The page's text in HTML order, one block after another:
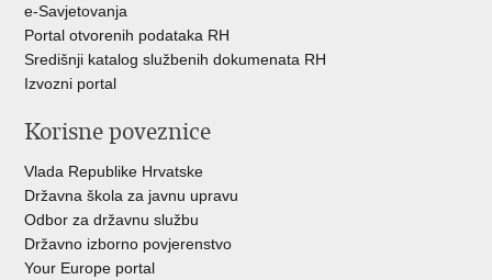
e-Savjetovanja
Portal otvorenih podataka RH
Središnji katalog službenih dokumenata RH
Izvozni portal
Korisne poveznice
Vlada Republike Hrvatske
Državna škola za javnu upravu
Odbor za državnu službu
Državno izborno povjerenstvo
Your Europe portal